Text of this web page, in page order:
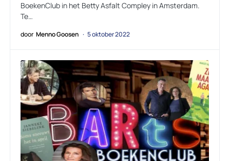
BoekenClub in het Betty Asfalt Compley in Amsterdam.
Te…
door Menno Goosen 5 oktober 2022